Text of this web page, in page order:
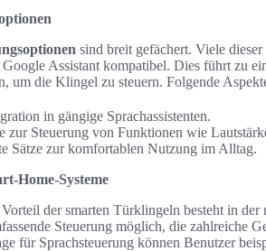
sind breit gefächert. Viele
Assistant kompatibel. Dies führt zu
um die Klingel zu steuern. Folgende
in gängige Sprachassistenten.
zur Steuerung von Funktionen wie
Sätze zur komfortablen Nutzung im Alltag.
Home-Systeme
der smarten Türklingeln besteht in der
Steuerung möglich, die zahlreiche
für Sprachsteuerung können Benutzer